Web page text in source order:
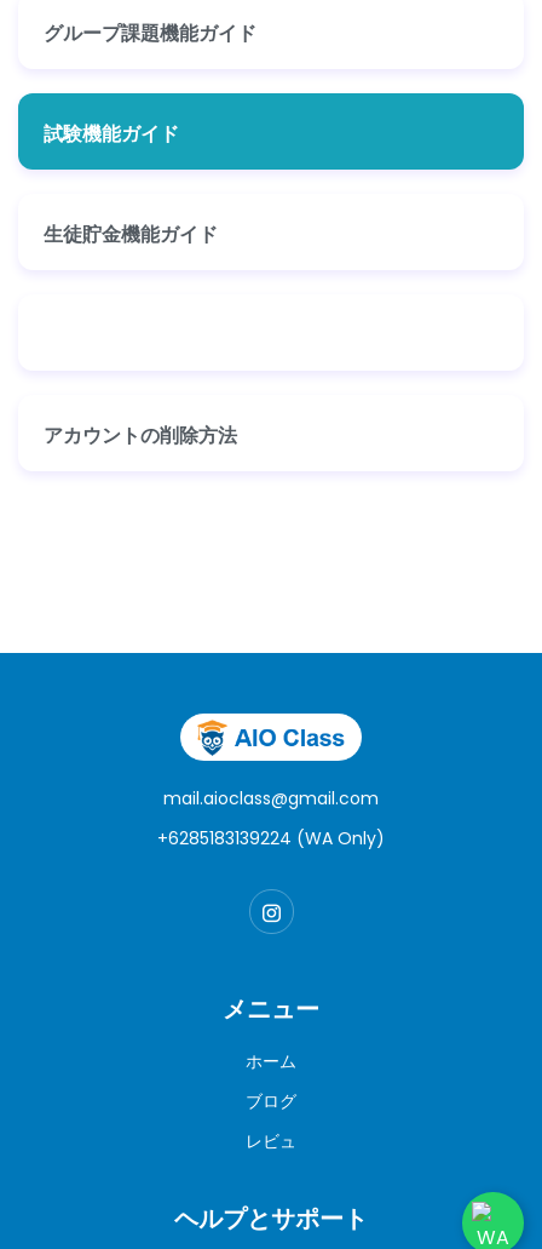
グループ課題機能ガイド
試験機能ガイド
生徒貯金機能ガイド
アカウントの削除方法
mail.aioclass@gmail.com
+6285183139224 (WA Only)
メニュー
ホーム
ブログ
レビュ
ヘルプとサポート